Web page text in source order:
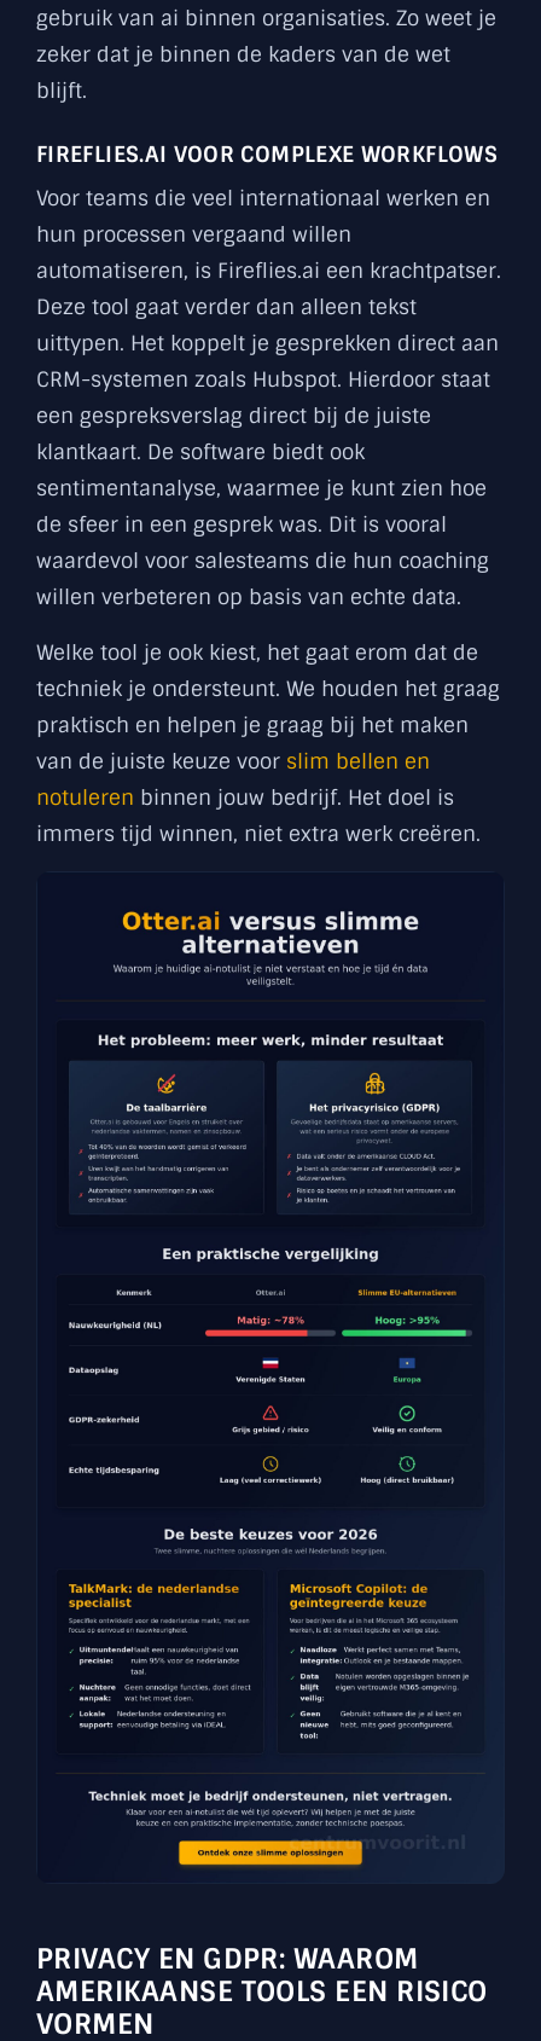
gebruik van ai binnen organisaties. Zo weet je
zeker dat je binnen de kaders van de wet
blijft.
FIREFLIES.AI VOOR COMPLEXE WORKFLOWS
Voor teams die veel internationaal werken en
hun processen vergaand willen
automatiseren, is Fireflies.ai een krachtpatser.
Deze tool gaat verder dan alleen tekst
uittypen. Het koppelt je gesprekken direct aan
CRM-systemen zoals Hubspot. Hierdoor staat
een gespreksverslag direct bij de juiste
klantkaart. De software biedt ook
sentimentanalyse, waarmee je kunt zien hoe
de sfeer in een gesprek was. Dit is vooral
waardevol voor salesteams die hun coaching
willen verbeteren op basis van echte data.
Welke tool je ook kiest, het gaat erom dat de
techniek je ondersteunt. We houden het graag
praktisch en helpen je graag bij het maken
van de juiste keuze voor slim bellen en
notuleren binnen jouw bedrijf. Het doel is
immers tijd winnen, niet extra werk creëren.
PRIVACY EN GDPR: WAAROM
AMERIKAANSE TOOLS EEN RISICO
VORMEN